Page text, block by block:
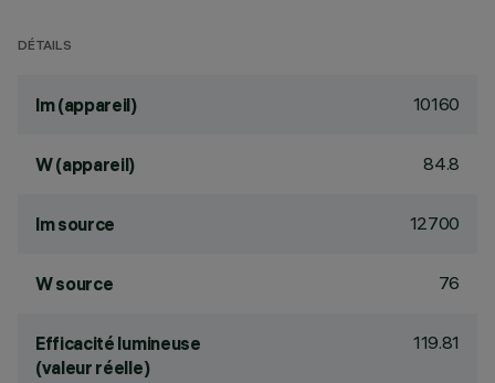
DÉTAILS
lm (appareil) 10160
W (appareil) 84.8
lm source 12700
W source 76
Efficacité lumineuse
(valeur réelle)
119.81